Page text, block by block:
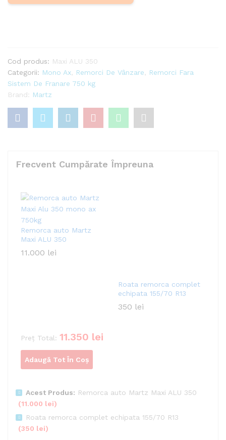
Cod produs: Maxi ALU 350
Categorii: Mono Ax Remorci De Vânzare
Remorci Fara
Sistem De Franare 750 kg
Brand: Martz
Frecvent Cumpărate Împreuna
Remorca auto Martz
Maxi ALU 350
11.000 lei
Roata remorca complet
echipata 155/70 R13
350 lei
Preț Total: 11.350 lei
Adaugă Tot În Coș
Acest Produs: Remorca auto Martz Maxi ALU 350
(11.000 lei)
Roata remorca complet echipata 155/70 R13
(350 lei)